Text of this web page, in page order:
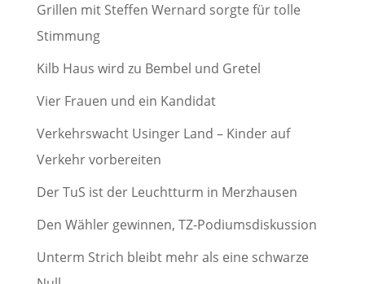
Grillen mit Steffen Wernard sorgte für tolle
Stimmung
Kilb Haus wird zu Bembel und Gretel
Vier Frauen und ein Kandidat
Verkehrswacht Usinger Land – Kinder auf
Verkehr vorbereiten
Der TuS ist der Leuchtturm in Merzhausen
Den Wähler gewinnen, TZ-Podiumsdiskussion
Unterm Strich bleibt mehr als eine schwarze